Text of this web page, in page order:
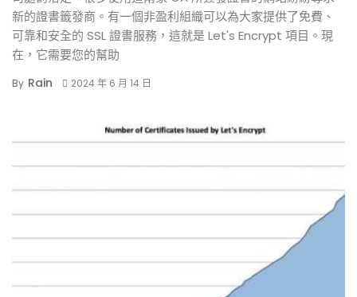
新的證書籤發商。有一個非盈利組織可以為大家提供了免費、
可靠和安全的 SSL 證書服務，這就是 Let's Encrypt 項目。現
在，它需要您的幫助
By Rain 2024 年 6 月 14 日